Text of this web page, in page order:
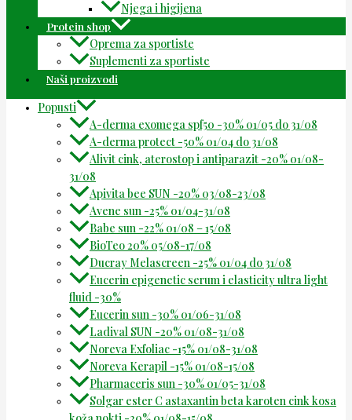
Njega i higijena
Protein shop
Oprema za sportiste
Suplementi za sportiste
Naši proizvodi
Popusti
A-derma exomega spf50 -30% 01/05 do 31/08
A-derma protect -50% 01/04 do 31/08
Alivit cink, aterostop i antiparazit -20% 01/08-
31/08
Apivita bee SUN -20% 03/08-23/08
Avene sun -25% 01/04-31/08
Babe sun -22% 01/08 – 15/08
BioTeo 20% 05/08-17/08
Ducray Melascreen -25% 01/04 do 31/08
Eucerin epigenetic serum i elasticity ultra light
fluid -30%
Eucerin sun -30% 01/06-31/08
Ladival SUN -20% 01/08-31/08
Noreva Exfoliac -15% 01/08-31/08
Noreva Kerapil -15% 01/08-15/08
Pharmaceris sun -30% 01/05-31/08
Solgar ester C astaxantin beta karoten cink kosa